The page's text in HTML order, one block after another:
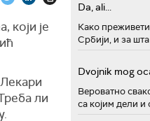
који је
ли
Da, ali...
Како
Србији, и за
Dvojnik mog
Вероватно
са којим дели